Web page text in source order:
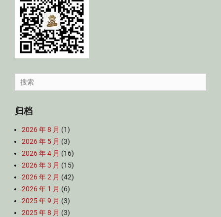
Search
for:
归档
2026 年 8 月 (1)
2026 年 5 月 (3)
2026 年 4 月 (16)
2026 年 3 月 (15)
2026 年 2 月 (42)
2026 年 1 月 (6)
2025 年 9 月 (3)
2025 年 8 月 (3)